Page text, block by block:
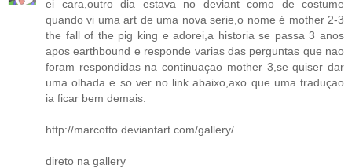
ei cara,outro dia estava no deviant como de costume
quando vi uma art de uma nova serie,o nome é mother 2-3
the fall of the pig king e adorei,a historia se passa 3 anos
apos earthbound e responde varias das perguntas que nao
foram respondidas na continuaçao mother 3,se quiser dar
uma olhada e so ver no link abaixo,axo que uma traduçao
ia ficar bem demais.
http://marcotto.deviantart.com/gallery/
direto na gallery